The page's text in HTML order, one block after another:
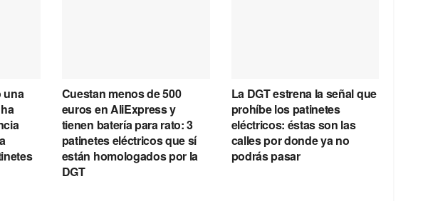
una
Cuestan menos de 500
euros en AliExpress y
tienen batería para rato: 3
patinetes eléctricos que sí
están homologados por la
DGT
La DGT estrena la señal que
prohíbe los patinetes
eléctricos: éstas son las
calles por donde ya no
podrás pasar